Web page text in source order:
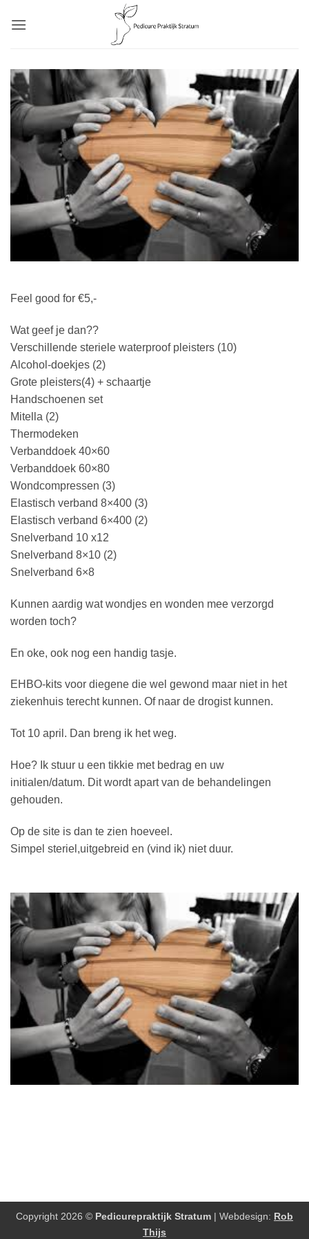
naar
Feel good for €5,-
Wat geef je dan??
Verschillende steriele waterproof pleisters (10)
Alcohol-doekjes (2)
Grote pleisters(4) + schaartje
Handschoenen set
Mitella (2)
Thermodeken
Verbanddoek 40×60
Verbanddoek 60×80
Wondcompressen (3)
Elastisch verband 8×400 (3)
Elastisch verband 6×400 (2)
Snelverband 10 x12
Snelverband 8×10 (2)
Snelverband 6×8
Kunnen aardig wat wondjes en wonden mee verzorgd
worden toch?
En oke, ook nog een handig tasje.
EHBO-kits voor diegene die wel gewond maar niet in het
ziekenhuis terecht kunnen. Of naar de drogist kunnen.
Tot 10 april. Dan breng ik het weg.
Hoe? Ik stuur u een tikkie met bedrag en uw
initialen/datum. Dit wordt apart van de behandelingen
gehouden.
Op de site is dan te zien hoeveel.
Simpel steriel,uitgebreid en (vind ik) niet duur.
Copyright 2026 © Pedicurepraktijk Stratum | Webdesign: Rob
Thijs